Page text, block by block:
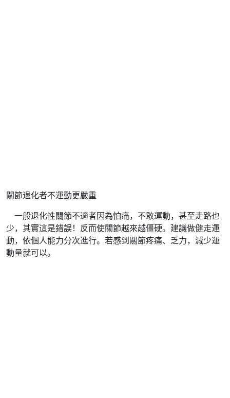
關節退化者不運動更嚴重
一般退化性關節不適者因為怕痛，不敢運動，甚至走路也
少，其實這是錯誤！反而使關節越來越僵硬。建議做健走運
動，依個人能力分次進行。若感到關節疼痛、乏力，減少運
動量就可以。